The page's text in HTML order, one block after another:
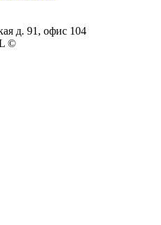
д. 91, офис 104
©